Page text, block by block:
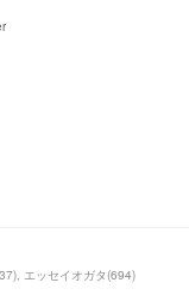
) エッセイオガタ(694)